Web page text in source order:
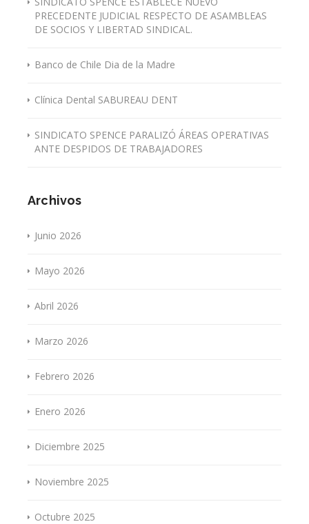
PRECEDENTE JUDICIAL RESPECTO DE ASAMBLEAS
DE SOCIOS Y LIBERTAD SINDICAL.
Banco de Chile Dia de la Madre
Clínica Dental SABUREAU DENT
SINDICATO SPENCE PARALIZÓ ÁREAS OPERATIVAS
ANTE DESPIDOS DE TRABAJADORES
Archivos
Junio 2026
Mayo 2026
Abril 2026
Marzo 2026
Febrero 2026
Enero 2026
Diciembre 2025
Noviembre 2025
Octubre 2025